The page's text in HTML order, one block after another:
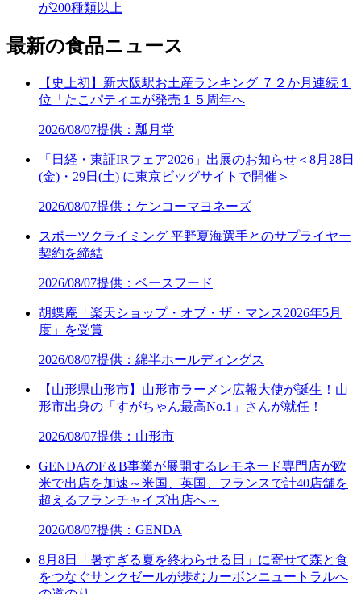
が200種類以上
最新の食品ニュース
【史上初】新大阪駅お土産ランキング ７２か月連続１
位「たこパティエが発売１５周年へ
2026/08/07提供：瓢月堂
「日経・東証IRフェア2026」出展のお知らせ＜8月28日
(金)・29日(土) に東京ビッグサイトで開催＞
2026/08/07提供：ケンコーマヨネーズ
スポーツクライミング 平野夏海選手とのサプライヤー
契約を締結
2026/08/07提供：ベースフード
胡蝶庵「楽天ショップ・オブ・ザ・マンス2026年5月
度」を受賞
2026/08/07提供：綿半ホールディングス
【山形県山形市】山形市ラーメン広報大使が誕生！山
形市出身の「すがちゃん最高No.1」さんが就任！
2026/08/07提供：山形市
GENDAのF＆B事業が展開するレモネード専門店が欧
米で出店を加速～米国、英国、フランスで計40店舗を
超えるフランチャイズ出店へ～
2026/08/07提供：GENDA
8月8日「暑すぎる夏を終わらせる日」に寄せて森と食
をつなぐサンクゼールが歩むカーボンニュートラルへ